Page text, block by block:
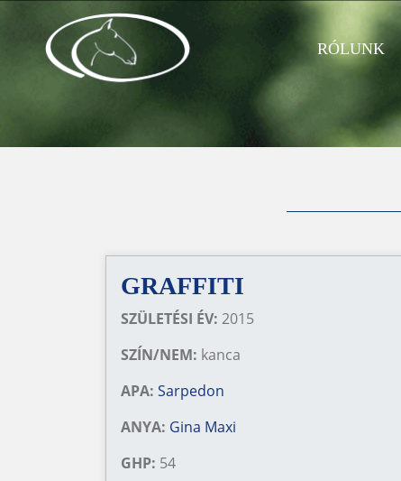
RÓLUNK
GRAFFITI
SZÜLETÉSI ÉV: 2015
SZÍN/NEM: kanca
APA: Sarpedon
ANYA: Gina Maxi
GHP: 54